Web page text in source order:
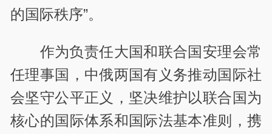
的国际秩序”。
作为负责任大国和联合国安理会常
任理事国，中俄两国有义务推动国际社
会坚守公平正义，坚决维护以联合国为
核心的国际体系和国际法基本准则，携